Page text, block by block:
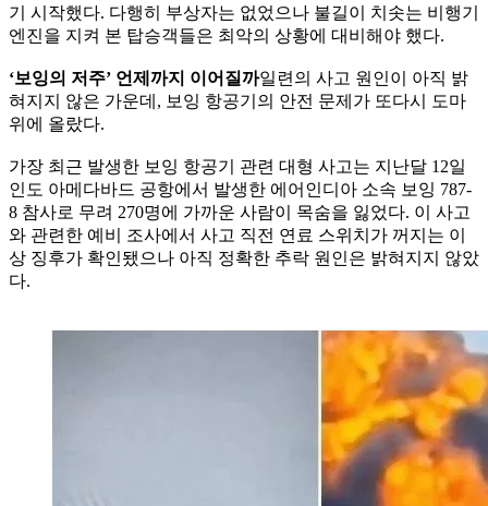
기 시작했다. 다행히 부상자는 없었으나 불길이 치솟는 비행기
엔진을 지켜 본 탑승객들은 최악의 상황에 대비해야 했다.
‘보잉의 저주’ 언제까지 이어질까일련의 사고 원인이 아직 밝
혀지지 않은 가운데, 보잉 항공기의 안전 문제가 또다시 도마
위에 올랐다.
가장 최근 발생한 보잉 항공기 관련 대형 사고는 지난달 12일
인도 아메다바드 공항에서 발생한 에어인디아 소속 보잉 787-
8 참사로 무려 270명에 가까운 사람이 목숨을 잃었다. 이 사고
와 관련한 예비 조사에서 사고 직전 연료 스위치가 꺼지는 이
상 징후가 확인됐으나 아직 정확한 추락 원인은 밝혀지지 않았
다.